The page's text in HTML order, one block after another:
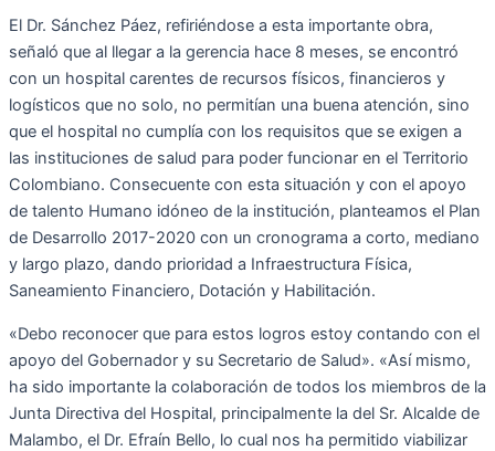
El Dr. Sánchez Páez, refiriéndose a esta importante obra,
señaló que al llegar a la gerencia hace 8 meses, se encontró
con un hospital carentes de recursos físicos, financieros y
logísticos que no solo, no permitían una buena atención, sino
que el hospital no cumplía con los requisitos que se exigen a
las instituciones de salud para poder funcionar en el Territorio
Colombiano. Consecuente con esta situación y con el apoyo
de talento Humano idóneo de la institución, planteamos el Plan
de Desarrollo 2017-2020 con un cronograma a corto, mediano
y largo plazo, dando prioridad a Infraestructura Física,
Saneamiento Financiero, Dotación y Habilitación.
«Debo reconocer que para estos logros estoy contando con el
apoyo del Gobernador y su Secretario de Salud». «Así mismo,
ha sido importante la colaboración de todos los miembros de la
Junta Directiva del Hospital, principalmente la del Sr. Alcalde de
Malambo, el Dr. Efraín Bello, lo cual nos ha permitido viabilizar